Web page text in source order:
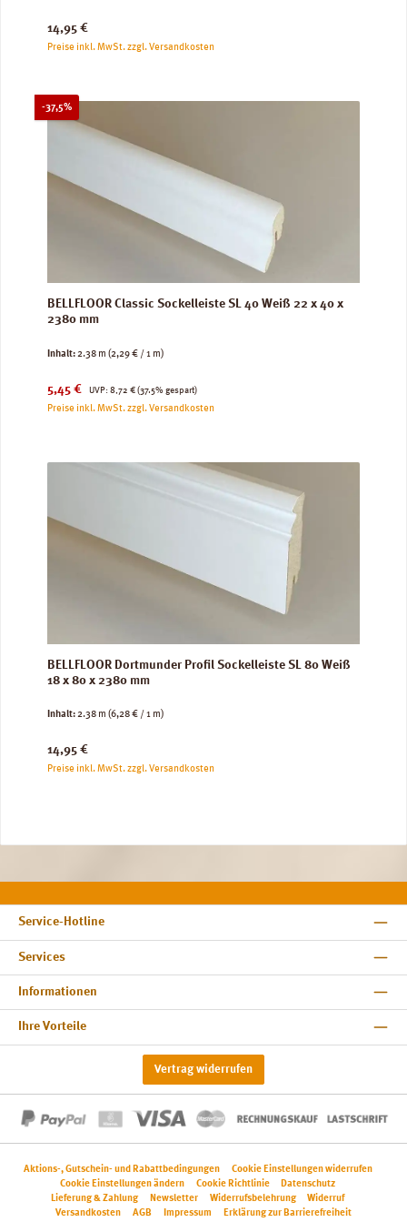
Regulärer Preis:
14,95 €
Preise inkl. MwSt. zzgl. Versandkosten
-37,5%Rabatt
BELLFLOOR Classic Sockelleiste SL 40 Weiß 22 x 40 x
2380 mm
Inhalt:2.38 m (2,29 € / 1 m)
Verkaufspreis:
5,45 € UVP:
Regulärer Preis:
8,72 € (37.5% gespart)
Preise inkl. MwSt. zzgl. Versandkosten
BELLFLOOR Dortmunder Profil Sockelleiste SL 80 Weiß
18 x 80 x 2380 mm
Inhalt:2.38 m (6,28 € / 1 m)
Regulärer Preis:
14,95 €
Preise inkl. MwSt. zzgl. Versandkosten
Service-Hotline
Services
Informationen
Ihre Vorteile
Vertrag widerrufen
Aktions-, Gutschein- und Rabattbedingungen
Cookie Einstellungen widerrufen
Cookie Einstellungen ändern
Cookie Richtlinie
Datenschutz
Lieferung & Zahlung
Newsletter Widerrufsbelehrung
Widerruf
Versandkosten
AGB Impressum Erklärung zur Barrierefreiheit